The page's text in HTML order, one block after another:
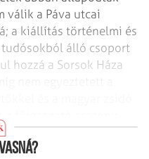
válik a Páva utcai
a kiállítás történelmi és
álló csoport
hozzá a Sorsok Háza
Mazsihisszel.